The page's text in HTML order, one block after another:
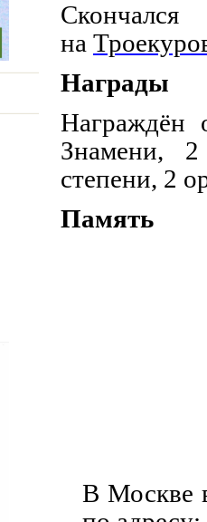
на
Награды
Награждён
Знамени,
степени, 2
Память
В Москве